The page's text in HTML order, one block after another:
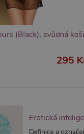
295
Erotická
Definice a